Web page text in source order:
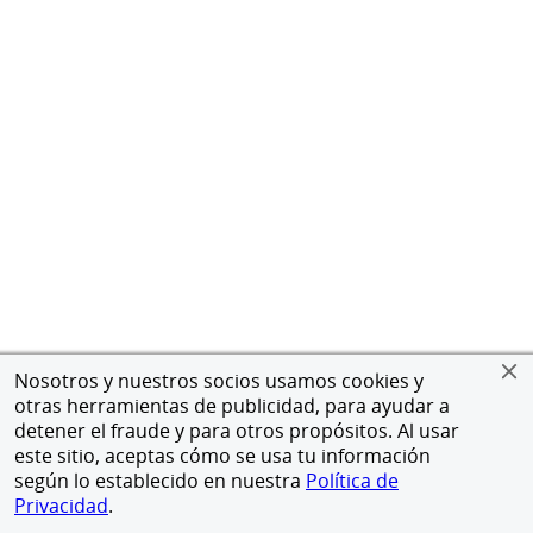
Nosotros y nuestros socios usamos cookies y
otras herramientas de publicidad, para ayudar a
detener el fraude y para otros propósitos. Al usar
este sitio, aceptas cómo se usa tu información
según lo establecido en nuestra Política de
Privacidad.